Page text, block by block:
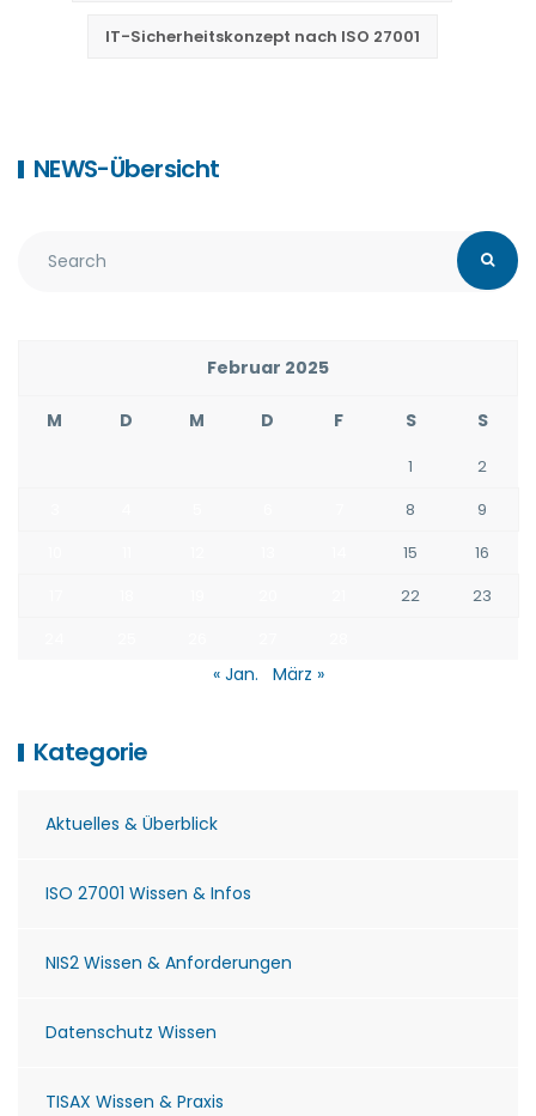
IT-Sicherheitskonzept nach ISO 27001
NEWS-Übersicht
Februar 2025
M D M D F S S
1
2
8
9
15
16
22
23
« Jan. März »
Kategorie
Aktuelles & Überblick
ISO 27001 Wissen & Infos
NIS2 Wissen & Anforderungen
Datenschutz Wissen
TISAX Wissen & Praxis